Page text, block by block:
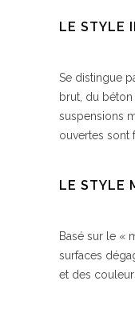
LE STYLE
Se distingue
brut, du
suspensions
ouvertes sont
LE STYLE
Basé sur le «
surfaces
et des